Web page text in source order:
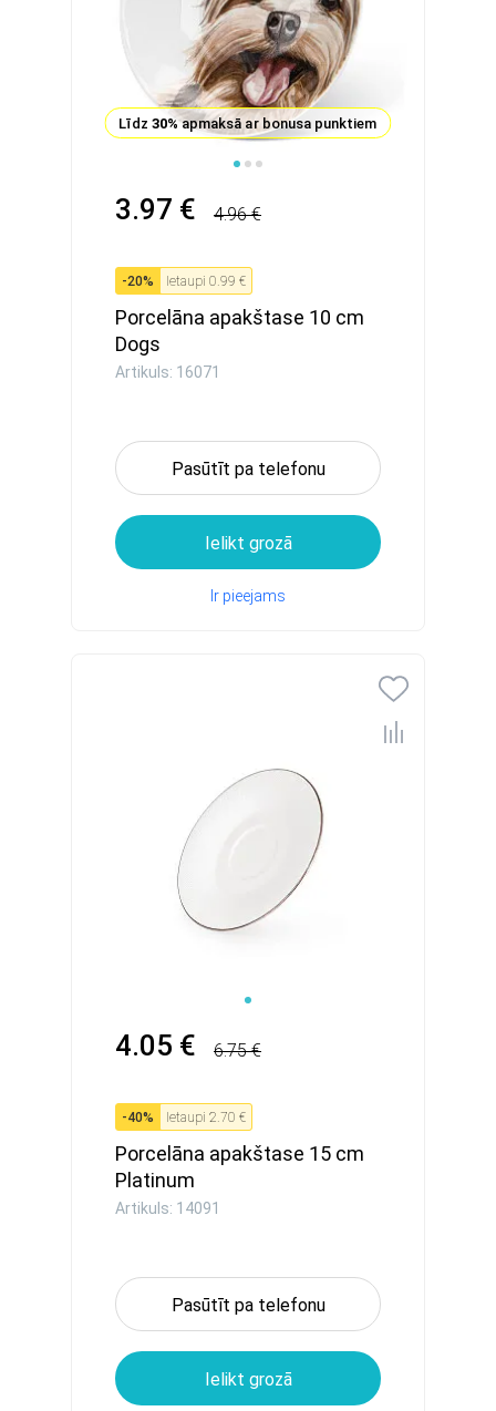
Līdz 30%apmaksā ar bonusa punktiem
3.97 € 4.96 €
-20% Ietaupi 0.99 €
Porcelāna apakštase 10 cm
Dogs
Artikuls: 16071
Pasūtīt pa telefonu
Ielikt grozā
Ir pieejams
4.05 € 6.75 €
-40% Ietaupi 2.70 €
Porcelāna apakštase 15 cm
Platinum
Artikuls: 14091
Pasūtīt pa telefonu
Ielikt grozā